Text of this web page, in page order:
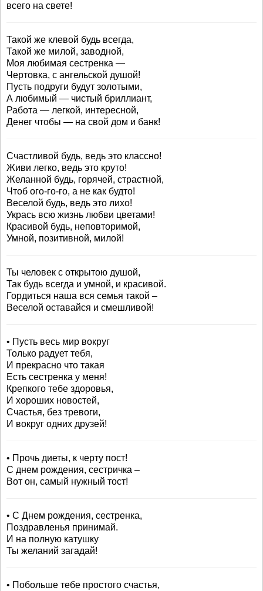
всего на свете!
Такой же клевой будь всегда,
Такой же милой, заводной,
Моя любимая сестренка —
Чертовка, с ангельской душой!
Пусть подруги будут золотыми,
А любимый — чистый бриллиант,
Работа — легкой, интересной,
Денег чтобы — на свой дом и банк!
Счастливой будь, ведь это классно!
Живи легко, ведь это круто!
Желанной будь, горячей, страстной,
Чтоб ого-го-го, а не как будто!
Веселой будь, ведь это лихо!
Укрась всю жизнь любви цветами!
Красивой будь, неповторимой,
Умной, позитивной, милой!
Ты человек с открытою душой,
Так будь всегда и умной, и красивой.
Гордиться наша вся семья такой –
Веселой оставайся и смешливой!
• Пусть весь мир вокруг
Только радует тебя,
И прекрасно что такая
Есть сестренка у меня!
Крепкого тебе здоровья,
И хороших новостей,
Счастья, без тревоги,
И вокруг одних друзей!
• Прочь диеты, к черту пост!
С днем рождения, сестричка –
Вот он, самый нужный тост!
• С Днем рождения, сестренка,
Поздравленья принимай.
И на полную катушку
Ты желаний загадай!
• Побольше тебе простого счастья,